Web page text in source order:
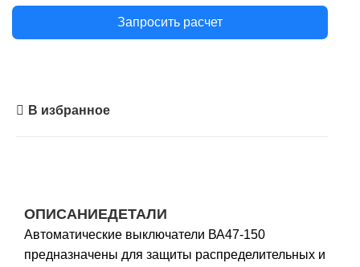
Запросить расчет
В избранное
ОПИСАНИЕДЕТАЛИ
Автоматические выключатели ВА47-150
предназначены для защиты распределительных и